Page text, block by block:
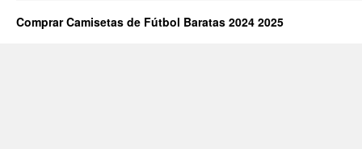
Comprar Camisetas de Fútbol Baratas 2024 2025